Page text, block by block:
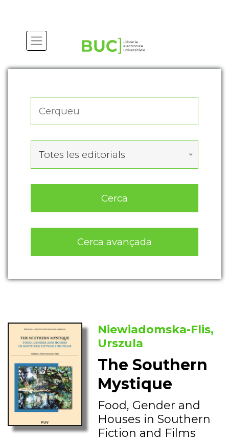
Totes les editorials
Cerca
Cerca avançada
Niewiadomska-Flis,
Urszula
The Southern
Mystique
Food, Gender and
Houses in Southern
Fiction and Films